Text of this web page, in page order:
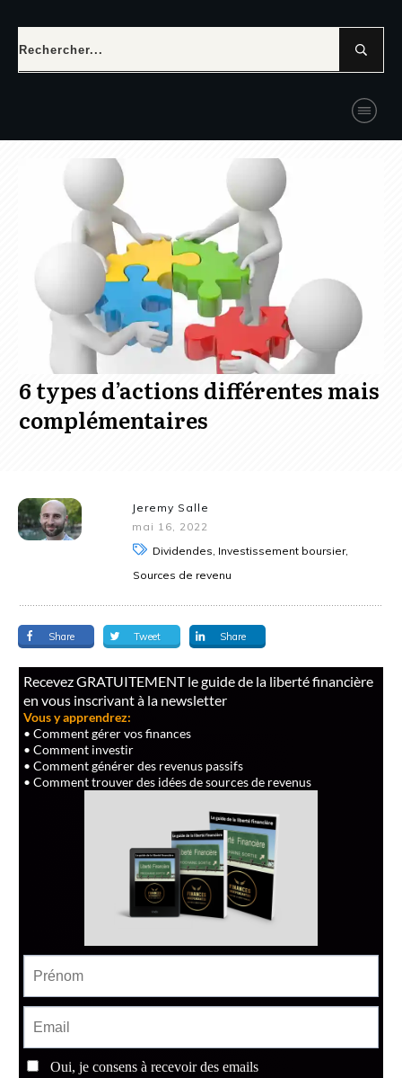
6 types d’actions différentes mais
complémentaires
Jeremy Salle
mai 16, 2022
Dividendes, Investissement boursier,
Sources de revenu
Share Tweet Share